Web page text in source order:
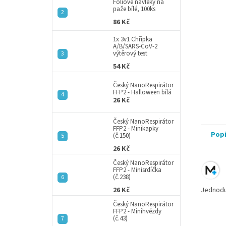
paže bílé, 100ks
86 Kč
1x 3v1 Chřipka
A/B/SARS-CoV-2
výtěrový test
54 Kč
Český NanoRespirátor
FFP2 - Halloween bílá
26 Kč
Český NanoRespirátor
FFP2 - Minikapky
(č.150)
26 Kč
Český NanoRespirátor
FFP2 - Minisrdíčka
(č.238)
26 Kč
Český NanoRespirátor
FFP2 - Minihvězdy
(č.43)